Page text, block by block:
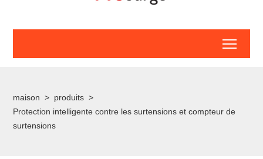
maison > produits >
Protection intelligente contre les surtensions et compteur de
surtensions